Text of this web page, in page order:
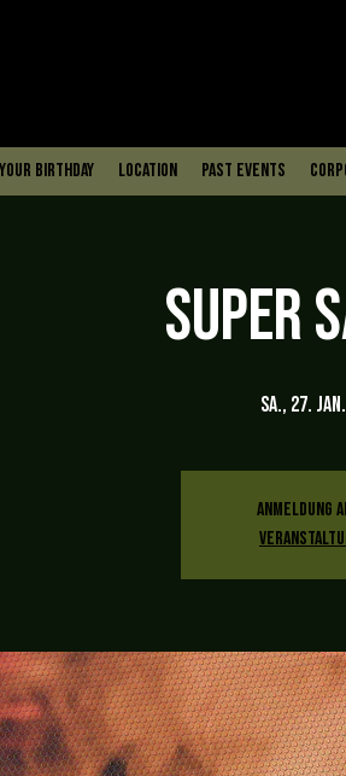
Your Birthday Location PAST EVENTS
Super
Sa., 27. Jan.
Anmeldung